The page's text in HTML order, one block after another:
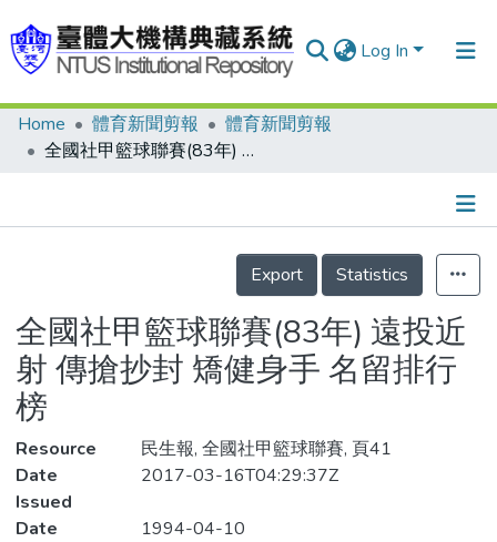
Log In
Communities & Collections
Statistics
Home 體育新聞剪報
體育新聞剪報
全國社甲籃球聯賽(83年) 遠投近射 傳搶抄封 矯健身手 名留排行榜
Details
Export
Statistics
全國社甲籃球聯賽(83年) 遠投近
射 傳搶抄封 矯健身手 名留排行
榜
Resource
民生報, 全國社甲籃球聯賽, 頁41
Date
Issued
2017-03-16T04:29:37Z
Date
1994-04-10